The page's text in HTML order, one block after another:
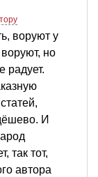
воруют у
но
радует.
И
так тот,
автора